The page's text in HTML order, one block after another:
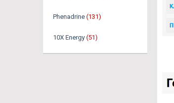
Phenadrine (131)
10X Energy (51)